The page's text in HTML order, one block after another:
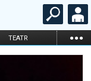
TEATR ...